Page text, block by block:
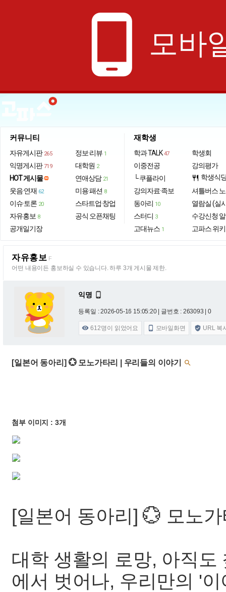
phone_android 모바
커뮤니티
자유게시판 265
익명게시판 719
HOT 게시물
웃음·연재 62
이슈·토론 20
자유홍보 8
공개일기장
정보·리뷰 1
대학원 2
연애상담 21
미용·패션 8
스타트업·창업
공식 오픈채팅
재학생
학과 TALK 47
이중전공
└ 쿠플라이
강의자료·족보
동아리 10
스터디 3
고대뉴스 1
학생회
강의평가
restaurant 학생식
셔틀버스
열람실 (실
수강신청
고파스 위키
자유홍보 F
어떤 내용이든 홍보하실 수 있습니다. 하루 3개 게시물 제한.
익명 
등록일 : 2026-05-16 15:05:20 | 글번호 : 263093 | 0
 612명이 읽었어요  모바일화면  URL 복
[일본어 동아리] 💮 모노가타리 | 우리들의 이야기 
첨부 이미지 : 3개
[일본어 동아리] 💮 모노
대학 생활의 로망, 아직
에서 벗어나, 우리만의 '